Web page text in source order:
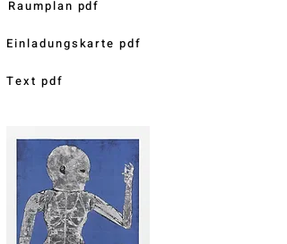
Raumplan pdf
Einladungskarte pdf
Text pdf